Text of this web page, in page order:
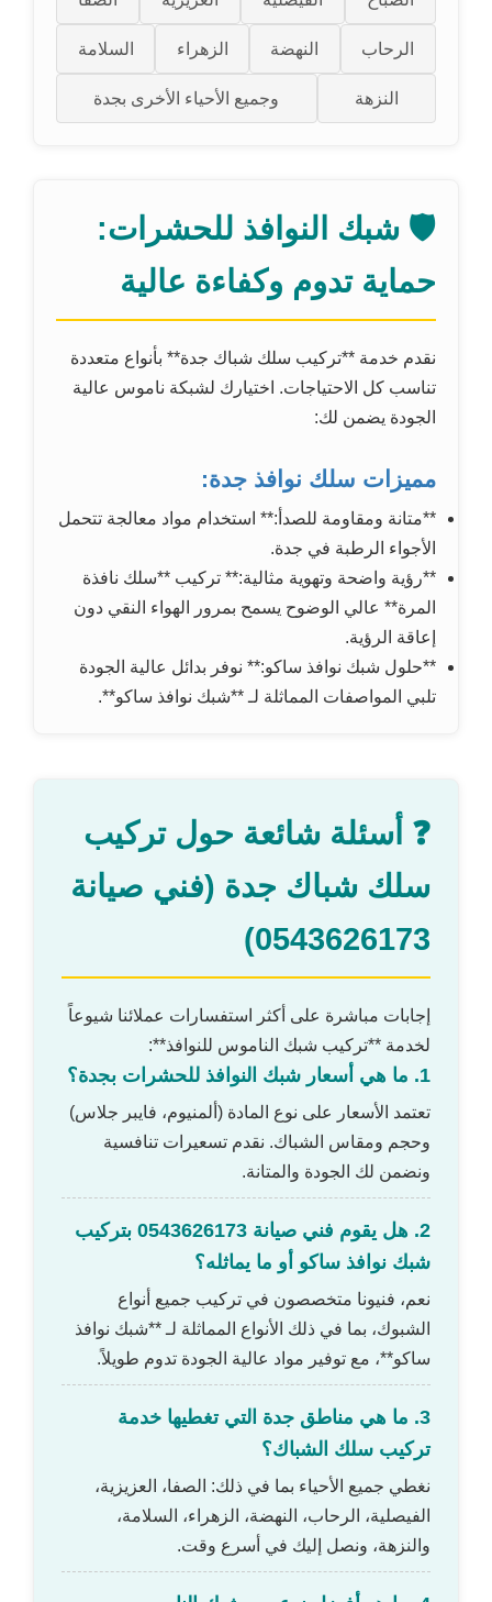
الرحاب النهضة الزهراء السلامة
النزهة وجميع الأحياء الأخرى بجدة
🛡️ شبك النوافذ للحشرات:
حماية تدوم وكفاءة عالية
نقدم خدمة **تركيب سلك شباك جدة** بأنواع متعددة
تناسب كل الاحتياجات. اختيارك لشبكة ناموس عالية
الجودة يضمن لك:
مميزات سلك نوافذ جدة:
**متانة ومقاومة للصدأ:** استخدام مواد معالجة تتحمل
الأجواء الرطبة في جدة.
**رؤية واضحة وتهوية مثالية:** تركيب **سلك نافذة
المرة** عالي الوضوح يسمح بمرور الهواء النقي دون
إعاقة الرؤية.
**حلول شبك نوافذ ساكو:** نوفر بدائل عالية الجودة
تلبي المواصفات المماثلة لـ **شبك نوافذ ساكو**.
❓ أسئلة شائعة حول تركيب
سلك شباك جدة (فني صيانة
0543626173)
إجابات مباشرة على أكثر استفسارات عملائنا شيوعاً
لخدمة **تركيب شبك الناموس للنوافذ**:
1. ما هي أسعار شبك النوافذ للحشرات بجدة؟
تعتمد الأسعار على نوع المادة (ألمنيوم، فايبر جلاس)
وحجم ومقاس الشباك. نقدم تسعيرات تنافسية
ونضمن لك الجودة والمتانة.
2. هل يقوم فني صيانة 0543626173 بتركيب
شبك نوافذ ساكو أو ما يماثله؟
نعم، فنيونا متخصصون في تركيب جميع أنواع
الشبوك، بما في ذلك الأنواع المماثلة لـ **شبك نوافذ
ساكو**، مع توفير مواد عالية الجودة تدوم طويلاً.
3. ما هي مناطق جدة التي تغطيها خدمة
تركيب سلك الشباك؟
نغطي جميع الأحياء بما في ذلك: الصفا، العزيزية،
الفيصلية، الرحاب، النهضة، الزهراء، السلامة،
والنزهة، ونصل إليك في أسرع وقت.